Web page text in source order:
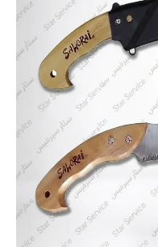
هو:
115,00 EGP.